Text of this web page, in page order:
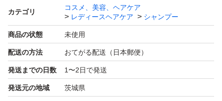
タ ラヴィラ La ViLLA ViTA
ラヴィラヴィータ リヘア シャンプー S レフィル つめかえ
用 (300mL) 詰め替え用 ラヴィラヴィータ La Villa Vita
ブランド：ー
カテゴリ
コスメ、美容、ヘアケア
レディースヘアケア
シャンプー
商品の状態 未使用
配送の方法 おてがる配送（日本郵便）
発送までの日数 1〜2日で発送
発送元の地域 茨城県